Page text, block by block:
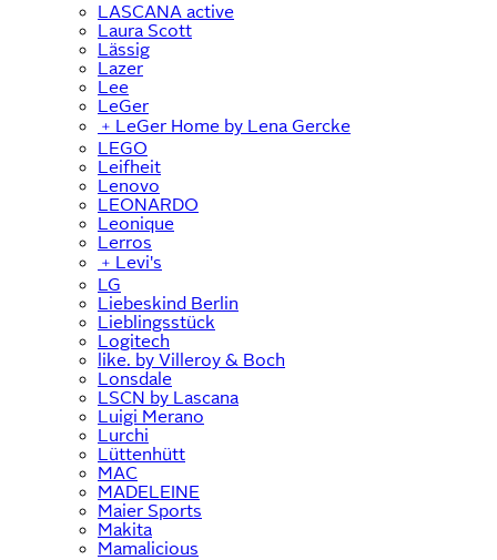
LASCANA active
Laura Scott
Lässig
Lazer
Lee
LeGer
﹢ LeGer Home by Lena Gercke
LEGO
Leifheit
Lenovo
LEONARDO
Leonique
Lerros
﹢ Levi's
LG
Liebeskind Berlin
Lieblingsstück
Logitech
like. by Villeroy & Boch
Lonsdale
LSCN by Lascana
Luigi Merano
Lurchi
Lüttenhütt
MAC
MADELEINE
Maier Sports
Makita
Mamalicious